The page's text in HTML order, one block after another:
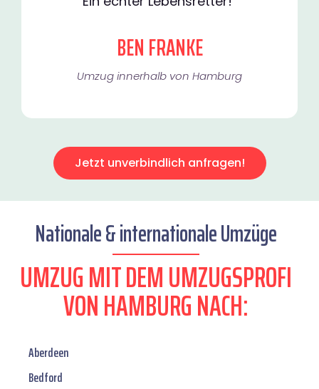
BEN FRANKE
Umzug innerhalb von Hamburg​
Jetzt unverbindlich anfragen!
Nationale & internationale Umzüge
UMZUG MIT DEM UMZUGSPROFI
VON HAMBURG NACH:
Aberdeen
Bedford